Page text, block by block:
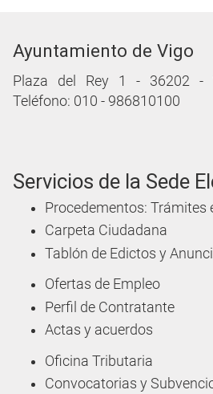
Ayuntamiento de Vigo
Plaza del Rey 1 - 36202 -
Teléfono: 010 - 986810100
Servicios de la Sede
Procedementos: Trámites
Carpeta Ciudadana
Tablón de Edictos y
Ofertas de Empleo
Perfil de Contratante
Actas y acuerdos
Oficina Tributaria
Convocatorias y